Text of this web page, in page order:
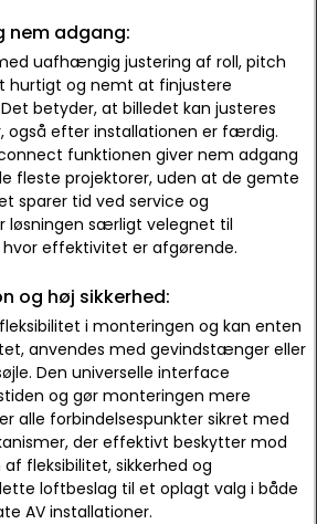
nem adgang:
uafhængig justering af roll, pitch
hurtigt og nemt at finjustere
betyder, at billedet kan justeres
efter installationen er færdig.
funktionen giver nem adgang
fleste projektorer, uden at de gemte
sparer tid ved service og
løsningen særligt velegnet til
hvor effektivitet er afgørende.
og høj sikkerhed:
i monteringen og kan enten
anvendes med gevindstænger eller
Den universelle interface
og gør monteringen mere
alle forbindelsespunkter sikret med
der effektivt beskytter mod
fleksibilitet, sikkerhed og
loftbeslag til et oplagt valg i både
AV installationer.